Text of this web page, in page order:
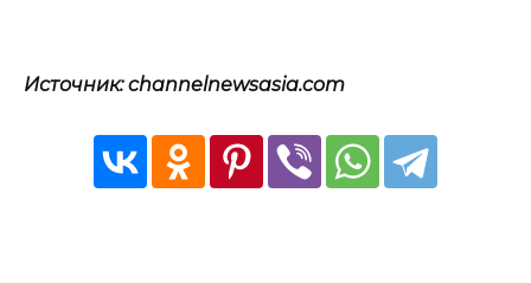
Источник: channelnewsasia.com